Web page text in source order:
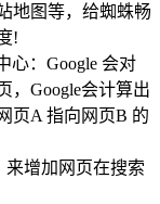
地图等，给蜘蛛畅
!
心：Google 会对
，Google会计算出
页A 指向网页B 的
增加网页在搜索